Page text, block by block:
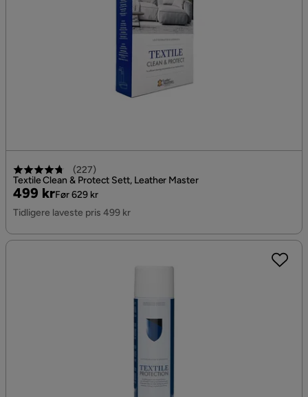
(227)
Textile Clean & Protect Sett, Leather Master
Pris
499 kr
Original
Pris
Før 629 kr
Tidligere laveste pris 499 kr